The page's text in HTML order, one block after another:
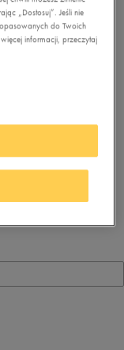
„Dostosuj”. Jeśli nie
do Twoich
informacji, przeczytaj